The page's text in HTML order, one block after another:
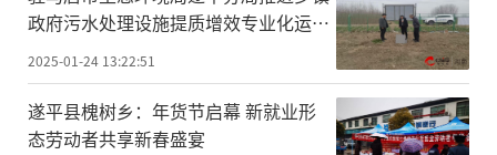
政府污水处理设施提质增效专业化运维
在线安装推进现场检查
2025-01-24 13:22:51
遂平县槐树乡：年货节启幕 新就业形
态劳动者共享新春盛宴